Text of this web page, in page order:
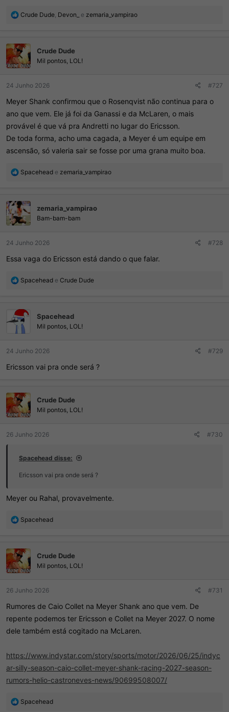
R
õ
e
s
Crude Dude Devon_ e zemaria_vampirao
Crude Dude
Mil pontos, LOL!
24 Junho 2026 #727
Meyer Shank confirmou que o Rosenqvist não continua para o
ano que vem. Ele já foi da Ganassi e da McLaren, o mais
provável é que vá pra Andretti no lugar do Ericsson.
De toda forma, acho uma cagada, a Meyer é um equipe em
ascensão, só valeria sair se fosse por uma grana muito boa.
R
õ
e
s
Spacehead e zemaria_vampirao
zemaria_vampirao
Bam-bam-bam
24 Junho 2026 #728
Essa vaga do Ericsson está dando o que falar.
R
õ
e
s
Spacehead e Crude Dude
Spacehead
Mil pontos, LOL!
24 Junho 2026 #729
Ericsson vai pra onde será ?
Crude Dude
Mil pontos, LOL!
26 Junho 2026 #730
Spacehead disse:
Ericsson vai pra onde será ?
Meyer ou Rahal, provavelmente.
R
õ
e
s
Spacehead
Crude Dude
Mil pontos, LOL!
26 Junho 2026 #731
Rumores de Caio Collet na Meyer Shank ano que vem. De
repente podemos ter Ericsson e Collet na Meyer 2027. O nome
dele também está cogitado na McLaren.
https://www.indystar.com/story/sports/motor/2026/06/25/indyc
ar-silly-season-caio-collet-meyer-shank-racing-2027-season-
rumors-helio-castroneves-news/90699508007/
R
Spacehead